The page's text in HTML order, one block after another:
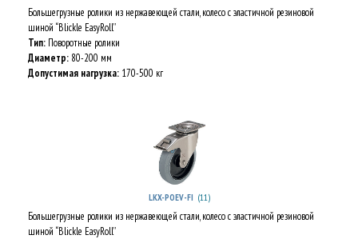
Большегрузные ролики из нержавеющей стали, колесо с эластичной резиновой
шиной “Blickle EasyRoll”
Тип: Поворотные ролики
Диаметр: 80-200 мм
Допустимая нагрузка: 170-500 кг
LKX-POEV-FI (11)
Большегрузные ролики из нержавеющей стали, колесо с эластичной резиновой
шиной “Blickle EasyRoll”